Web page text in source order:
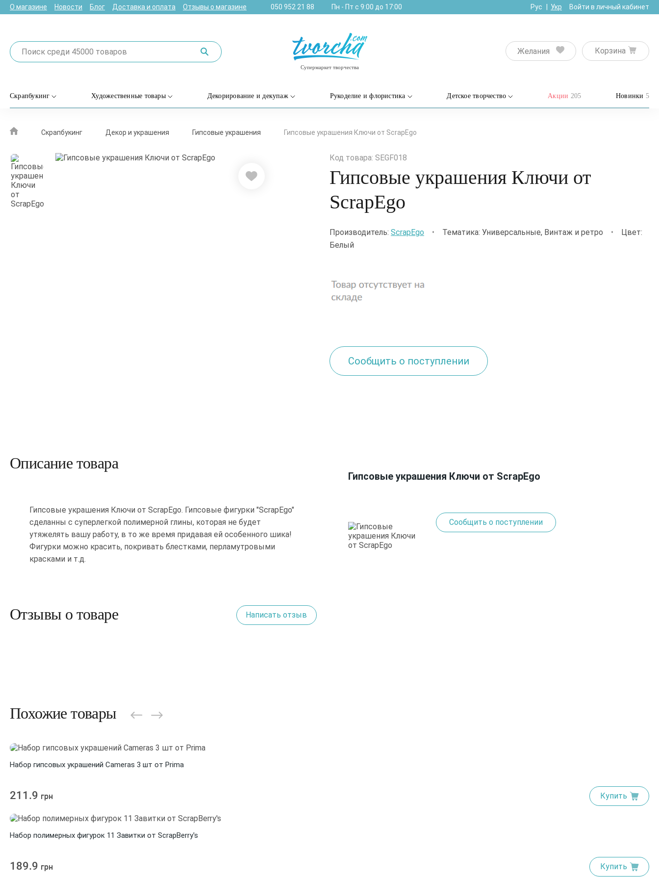
О магазине Новости Блог Доставка и оплата Отзывы о магазине 050 952 21 88 Пн - Пт с 9:00 до 17:00 Рус Укр Войти в личный кабинет
Супермаркет творчества
Желания Корзина
Скрапбукинг Художественные товары Декорирование и декупаж Рукоделие и флористика Детское творчество Акции 205 Новинки 5
Скрапбукинг Декор и украшения Гипсовые украшения Гипсовые украшения Ключи от ScrapEgo
Код товара: SEGF018
Гипсовые украшения Ключи от
ScrapEgo
Производитель: ScrapEgo • Тематика: Универсальные, Винтаж и ретро •
Цвет:
Белый
Сообщить о поступлении
Описание товара
Гипсовые украшения Ключи от ScrapEgo. Гипсовые фигурки "ScrapEgo"
сделанны с суперлегкой полимерной глины, которая не будет
утяжелять вашу работу, в то же время придавая ей особенного шика!
Фигурки можно красить, покривать блестками, перламутровыми
красками и т.д.
Отзывы о товаре Написать отзыв
Гипсовые украшения Ключи от ScrapEgo
Сообщить о поступлении
Похожие товары
Набор гипсовых украшений Cameras 3 шт от Prima
211.9 грн Купить
Набор полимерных фигурок 11 Завитки от ScrapBerry's
189.9 грн Купить